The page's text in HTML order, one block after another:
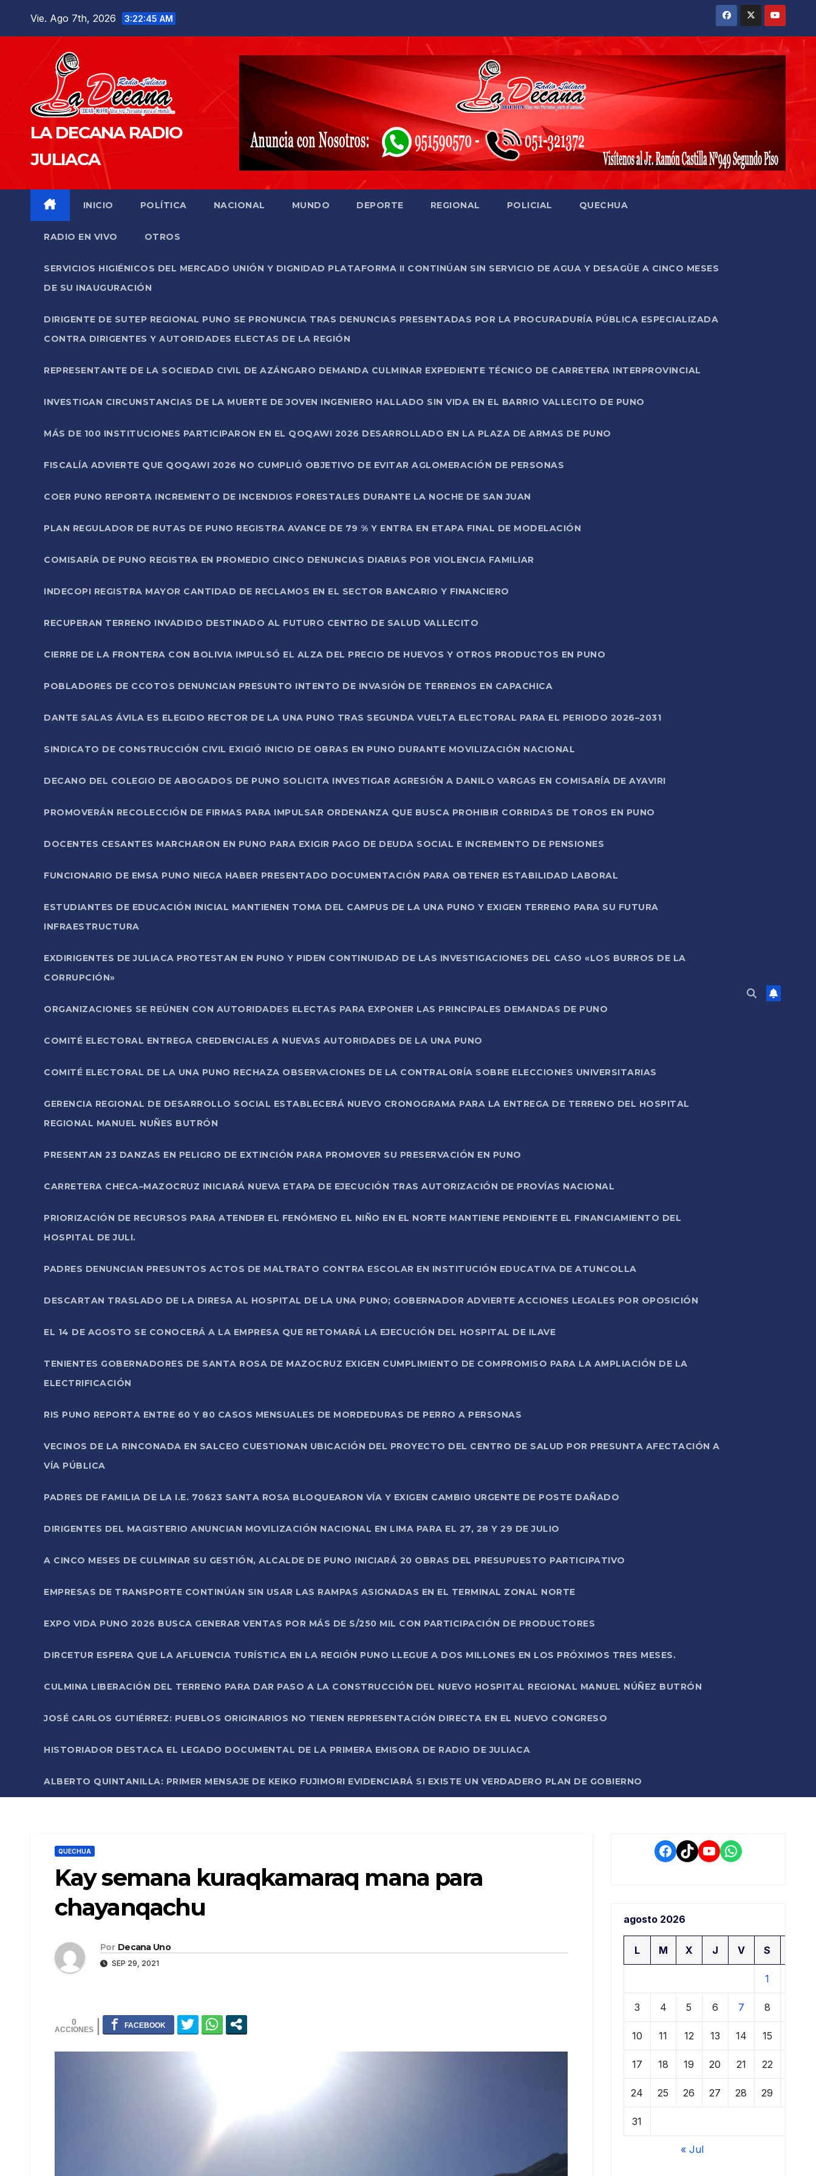
Vie. Ago 7th, 2026 3:22:46 AM
LA DECANA RADIO
JULIACA
INICIO POLÍTICA NACIONAL MUNDO DEPORTE REGIONAL POLICIAL QUECHUA
RADIO EN VIVO OTROS
SERVICIOS HIGIÉNICOS DEL MERCADO UNIÓN Y DIGNIDAD PLATAFORMA II CONTINÚAN SIN SERVICIO DE AGUA Y DESAGÜE A CINCO MESES
DE SU INAUGURACIÓN
DIRIGENTE DE SUTEP REGIONAL PUNO SE PRONUNCIA TRAS DENUNCIAS PRESENTADAS POR LA PROCURADURÍA PÚBLICA ESPECIALIZADA
CONTRA DIRIGENTES Y AUTORIDADES ELECTAS DE LA REGIÓN
REPRESENTANTE DE LA SOCIEDAD CIVIL DE AZÁNGARO DEMANDA CULMINAR EXPEDIENTE TÉCNICO DE CARRETERA INTERPROVINCIAL
INVESTIGAN CIRCUNSTANCIAS DE LA MUERTE DE JOVEN INGENIERO HALLADO SIN VIDA EN EL BARRIO VALLECITO DE PUNO
MÁS DE 100 INSTITUCIONES PARTICIPARON EN EL QOQAWI 2026 DESARROLLADO EN LA PLAZA DE ARMAS DE PUNO
FISCALÍA ADVIERTE QUE QOQAWI 2026 NO CUMPLIÓ OBJETIVO DE EVITAR AGLOMERACIÓN DE PERSONAS
COER PUNO REPORTA INCREMENTO DE INCENDIOS FORESTALES DURANTE LA NOCHE DE SAN JUAN
PLAN REGULADOR DE RUTAS DE PUNO REGISTRA AVANCE DE 79 % Y ENTRA EN ETAPA FINAL DE MODELACIÓN
COMISARÍA DE PUNO REGISTRA EN PROMEDIO CINCO DENUNCIAS DIARIAS POR VIOLENCIA FAMILIAR
INDECOPI REGISTRA MAYOR CANTIDAD DE RECLAMOS EN EL SECTOR BANCARIO Y FINANCIERO
RECUPERAN TERRENO INVADIDO DESTINADO AL FUTURO CENTRO DE SALUD VALLECITO
CIERRE DE LA FRONTERA CON BOLIVIA IMPULSÓ EL ALZA DEL PRECIO DE HUEVOS Y OTROS PRODUCTOS EN PUNO
POBLADORES DE CCOTOS DENUNCIAN PRESUNTO INTENTO DE INVASIÓN DE TERRENOS EN CAPACHICA
DANTE SALAS ÁVILA ES ELEGIDO RECTOR DE LA UNA PUNO TRAS SEGUNDA VUELTA ELECTORAL PARA EL PERIODO 2026–2031
SINDICATO DE CONSTRUCCIÓN CIVIL EXIGIÓ INICIO DE OBRAS EN PUNO DURANTE MOVILIZACIÓN NACIONAL
DECANO DEL COLEGIO DE ABOGADOS DE PUNO SOLICITA INVESTIGAR AGRESIÓN A DANILO VARGAS EN COMISARÍA DE AYAVIRI
PROMOVERÁN RECOLECCIÓN DE FIRMAS PARA IMPULSAR ORDENANZA QUE BUSCA PROHIBIR CORRIDAS DE TOROS EN PUNO
DOCENTES CESANTES MARCHARON EN PUNO PARA EXIGIR PAGO DE DEUDA SOCIAL E INCREMENTO DE PENSIONES
FUNCIONARIO DE EMSA PUNO NIEGA HABER PRESENTADO DOCUMENTACIÓN PARA OBTENER ESTABILIDAD LABORAL
ESTUDIANTES DE EDUCACIÓN INICIAL MANTIENEN TOMA DEL CAMPUS DE LA UNA PUNO Y EXIGEN TERRENO PARA SU FUTURA
INFRAESTRUCTURA
EXDIRIGENTES DE JULIACA PROTESTAN EN PUNO Y PIDEN CONTINUIDAD DE LAS INVESTIGACIONES DEL CASO «LOS BURROS DE LA
CORRUPCIÓN»
ORGANIZACIONES SE REÚNEN CON AUTORIDADES ELECTAS PARA EXPONER LAS PRINCIPALES DEMANDAS DE PUNO
COMITÉ ELECTORAL ENTREGA CREDENCIALES A NUEVAS AUTORIDADES DE LA UNA PUNO
COMITÉ ELECTORAL DE LA UNA PUNO RECHAZA OBSERVACIONES DE LA CONTRALORÍA SOBRE ELECCIONES UNIVERSITARIAS
GERENCIA REGIONAL DE DESARROLLO SOCIAL ESTABLECERÁ NUEVO CRONOGRAMA PARA LA ENTREGA DE TERRENO DEL HOSPITAL
REGIONAL MANUEL NUÑES BUTRÓN
PRESENTAN 23 DANZAS EN PELIGRO DE EXTINCIÓN PARA PROMOVER SU PRESERVACIÓN EN PUNO
CARRETERA CHECA–MAZOCRUZ INICIARÁ NUEVA ETAPA DE EJECUCIÓN TRAS AUTORIZACIÓN DE PROVÍAS NACIONAL
PRIORIZACIÓN DE RECURSOS PARA ATENDER EL FENÓMENO EL NIÑO EN EL NORTE MANTIENE PENDIENTE EL FINANCIAMIENTO DEL
HOSPITAL DE JULI.
PADRES DENUNCIAN PRESUNTOS ACTOS DE MALTRATO CONTRA ESCOLAR EN INSTITUCIÓN EDUCATIVA DE ATUNCOLLA
DESCARTAN TRASLADO DE LA DIRESA AL HOSPITAL DE LA UNA PUNO; GOBERNADOR ADVIERTE ACCIONES LEGALES POR OPOSICIÓN
EL 14 DE AGOSTO SE CONOCERÁ A LA EMPRESA QUE RETOMARÁ LA EJECUCIÓN DEL HOSPITAL DE ILAVE
TENIENTES GOBERNADORES DE SANTA ROSA DE MAZOCRUZ EXIGEN CUMPLIMIENTO DE COMPROMISO PARA LA AMPLIACIÓN DE LA
ELECTRIFICACIÓN
RIS PUNO REPORTA ENTRE 60 Y 80 CASOS MENSUALES DE MORDEDURAS DE PERRO A PERSONAS
VECINOS DE LA RINCONADA EN SALCEO CUESTIONAN UBICACIÓN DEL PROYECTO DEL CENTRO DE SALUD POR PRESUNTA AFECTACIÓN A
VÍA PÚBLICA
PADRES DE FAMILIA DE LA I.E. 70623 SANTA ROSA BLOQUEARON VÍA Y EXIGEN CAMBIO URGENTE DE POSTE DAÑADO
DIRIGENTES DEL MAGISTERIO ANUNCIAN MOVILIZACIÓN NACIONAL EN LIMA PARA EL 27, 28 Y 29 DE JULIO
A CINCO MESES DE CULMINAR SU GESTIÓN, ALCALDE DE PUNO INICIARÁ 20 OBRAS DEL PRESUPUESTO PARTICIPATIVO
EMPRESAS DE TRANSPORTE CONTINÚAN SIN USAR LAS RAMPAS ASIGNADAS EN EL TERMINAL ZONAL NORTE
EXPO VIDA PUNO 2026 BUSCA GENERAR VENTAS POR MÁS DE S/250 MIL CON PARTICIPACIÓN DE PRODUCTORES
DIRCETUR ESPERA QUE LA AFLUENCIA TURÍSTICA EN LA REGIÓN PUNO LLEGUE A DOS MILLONES EN LOS PRÓXIMOS TRES MESES.
CULMINA LIBERACIÓN DEL TERRENO PARA DAR PASO A LA CONSTRUCCIÓN DEL NUEVO HOSPITAL REGIONAL MANUEL NÚÑEZ BUTRÓN
JOSÉ CARLOS GUTIÉRREZ: PUEBLOS ORIGINARIOS NO TIENEN REPRESENTACIÓN DIRECTA EN EL NUEVO CONGRESO
HISTORIADOR DESTACA EL LEGADO DOCUMENTAL DE LA PRIMERA EMISORA DE RADIO DE JULIACA
ALBERTO QUINTANILLA: PRIMER MENSAJE DE KEIKO FUJIMORI EVIDENCIARÁ SI EXISTE UN VERDADERO PLAN DE GOBIERNO
QUECHUA
Kay semana kuraqkamaraq mana para
chayanqachu
Por Decana Uno
SEP 29, 2021
0
Facebook
TikTokYouTube
WhatsApp
agosto 2026
L M X J V S
1
3 4 5 6 7 8
10 11 12 13 14 15
17 18 19 20 21 22
24 25 26 27 28 29
31
« Jul